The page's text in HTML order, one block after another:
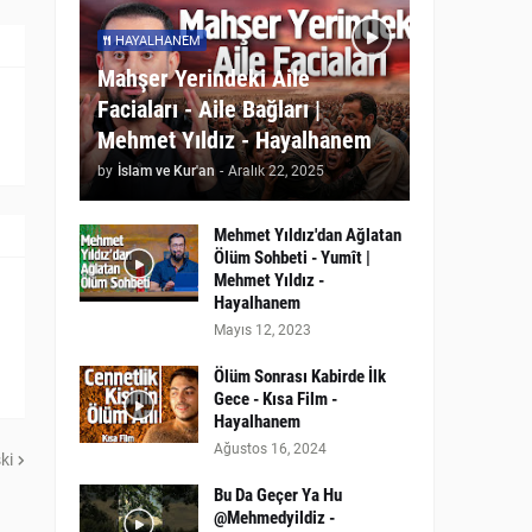
HAYALHANEM
Mahşer Yerindeki Aile
Faciaları - Aile Bağları |
Mehmet Yıldız - Hayalhanem
by İslam ve Kur'an - Aralık 22, 2025
Mehmet Yıldız'dan Ağlatan
Ölüm Sohbeti - Yumît |
Mehmet Yıldız -
Hayalhanem
Mayıs 12, 2023
Ölüm Sonrası Kabirde İlk
Gece - Kısa Film -
Hayalhanem
Ağustos 16, 2024
Bu Da Geçer Ya Hu
@Mehmedyildiz -